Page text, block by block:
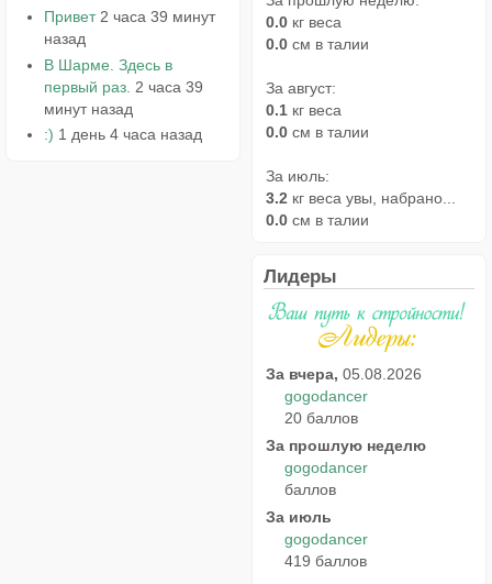
Привет 2 часа 39 минут
назад
В Шарме. Здесь в
первый раз. 2 часа 39
минут назад
:) 1 день 4 часа назад
0.0 кг веса
0.0 см в талии
За август:
0.1 кг веса
0.0 см в талии
За июль:
3.2 кг веса увы, набрано...
0.0 см в талии
Лидеры
За вчера, 05.08.2026
gogodancer
20 баллов
За прошлую неделю
gogodancer
баллов
За июль
gogodancer
419 баллов